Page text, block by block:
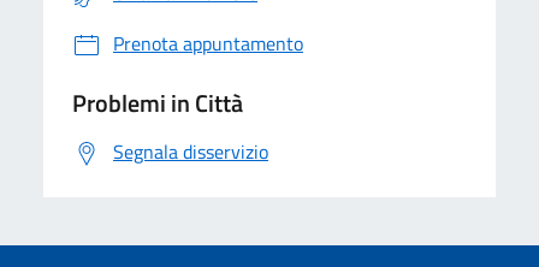
Prenota appuntamento
Problemi in Città
Segnala disservizio